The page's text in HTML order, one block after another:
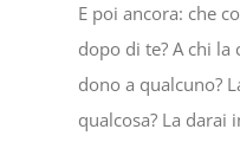
E poi ancora: che
dopo di te? A chi la
dono a qualcuno?
qualcosa? La darai